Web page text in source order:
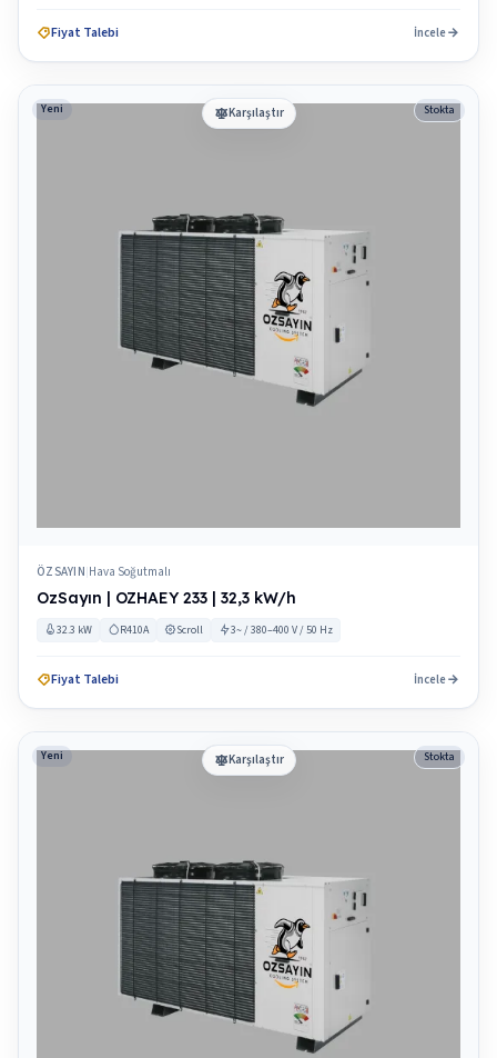
Fiyat Talebi İncele
Karşılaştır
Yeni Stokta
ÖZSAYIN|Hava Soğutmalı
OzSayın | OZHAEY 233 | 32,3 kW/h
32.3 kW R410A Scroll 3~ / 380–400 V / 50 Hz
Fiyat Talebi İncele
Karşılaştır
Yeni Stokta